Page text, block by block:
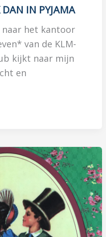
DAN IN PYJAMA
naar het kantoor
van de KLM-
kijkt naar mijn
en